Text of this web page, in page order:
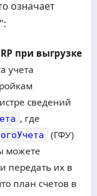
означает
при выгрузке
учета
сведений
, где
(ГФУ)
можете
передать их в
план счетов в